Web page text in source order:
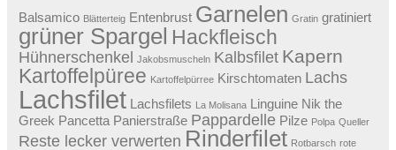
Balsamico Blätterteig Entenbrust Garnelen Gratin gratiniert
grüner Spargel Hackfleisch
Hühnerschenkel Jakobsmuscheln Kalbsfilet Kapern
Kartoffelpüree Kartoffelpürree Kirschtomaten Lachs
Lachsfilet Lachsfilets La Molisana Linguine Nik the
Greek Pancetta Panierstraße Pappardelle Pilze Polpa Queller
Reste lecker verwerten Rinderfilet Rotbarsch rote